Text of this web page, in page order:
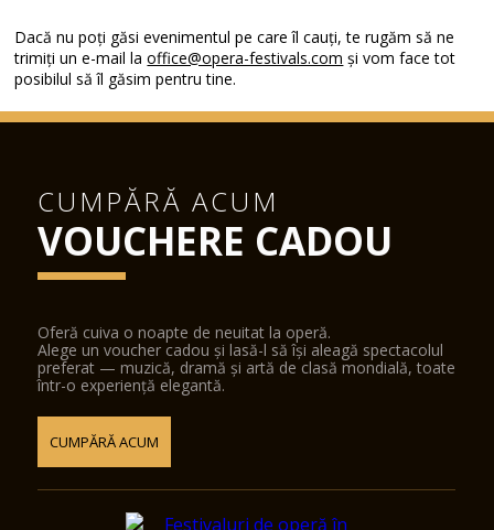
Dacă nu poți găsi evenimentul pe care îl cauți, te rugăm să ne
trimiți un e-mail laoffice@opera-festivals.com și vom face tot
posibilul să îl găsim pentru tine.
CUMPĂRĂ ACUM
VOUCHERE CADOU
Oferă cuiva o noapte de neuitat la operă.
Alege un voucher cadou și lasă-l să își aleagă spectacolul
preferat — muzică, dramă și artă de clasă mondială, toate
într-o experiență elegantă.
CUMPĂRĂ ACUM